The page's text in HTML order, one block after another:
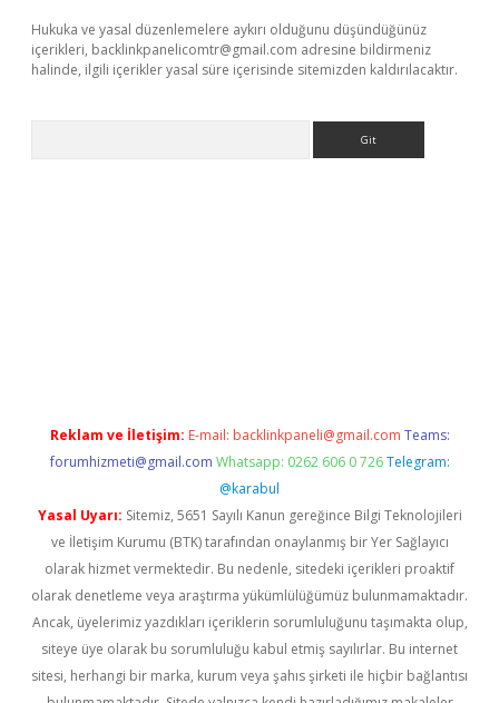
Hukuka ve yasal düzenlemelere aykırı olduğunu düşündüğünüz
içerikleri, backlinkpanelicomtr@gmail.com adresine bildirmeniz
halinde, ilgili içerikler yasal süre içerisinde sitemizden kaldırılacaktır.
Reklam ve İletişim: E-mail: backlinkpaneli@gmail.com Teams:
forumhizmeti@gmail.com Whatsapp: 0262 606 0 726 Telegram:
@karabul
Yasal Uyarı: Sitemiz, 5651 Sayılı Kanun gereğince Bilgi Teknolojileri
ve İletişim Kurumu (BTK) tarafından onaylanmış bir Yer Sağlayıcı
olarak hizmet vermektedir. Bu nedenle, sitedeki içerikleri proaktif
olarak denetleme veya araştırma yükümlülüğümüz bulunmamaktadır.
Ancak, üyelerimiz yazdıkları içeriklerin sorumluluğunu taşımakta olup,
siteye üye olarak bu sorumluluğu kabul etmiş sayılırlar. Bu internet
sitesi, herhangi bir marka, kurum veya şahıs şirketi ile hiçbir bağlantısı